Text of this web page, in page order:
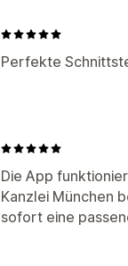
Perfekte
Die App
Kanzlei München
sofort eine